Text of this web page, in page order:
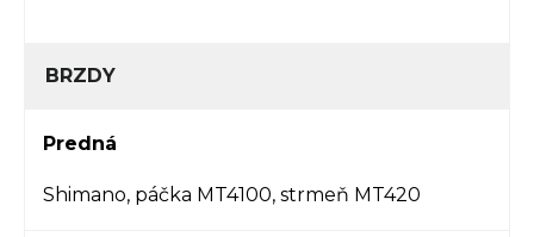
BRZDY
Predná
Shimano, páčka MT4100, strmeň MT420